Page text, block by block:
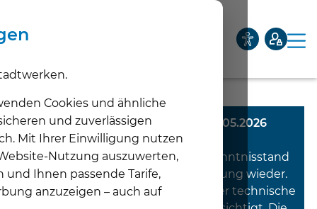
Cookies und ähnliche
und zuverlässigen
Mit Ihrer Einwilligung nutzen
Nutzung auszuwerten,
Ihnen passende Tarife,
anzuzeigen – auch auf
Privatkunden Geschäftskunden
Unternehmen
Aktuelles
Diese Meldung wurde am 04.05.2026
veröffentlicht.
Sie gibt den Informations- und Kenntnisstand
zum Zeitpunkt ihrer Veröffentlichung wieder.
Spätere tatsächliche, rechtliche oder technische